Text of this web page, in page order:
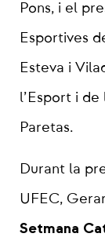
Pons, i el
Esportives
Esteva i
l’Esport i de
Paretas.
Durant la
UFEC,
Setmana